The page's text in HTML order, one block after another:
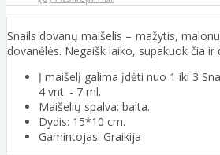
Snails dovanų maišelis – mažytis,
dovanėlės. Negaišk laiko, supakuok čia ir
Į maišelį galima įdėti nuo 1 iki 3
4 vnt. - 7 ml.
Maišelių spalva: balta.
Dydis: 15*10 cm.
Gamintojas: Graikija